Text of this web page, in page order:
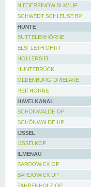
NIEDERFINOW SHW UP
SCHWEDT SCHLEUSE BP
HUNTE
BUTTELERHÖRNE
ELSFLETH OHRT
HOLLERSIEL
HUNTEBRÜCK
OLDENBURG-DRIELAKE
REITHÖRNE
HAVELKANAL
SCHÖNWALDE OP
SCHÖNWALDE UP
IJSSEL
IJSSELKOP
ILMENAU
BARDOWICK OP
BARDOWICK UP
FAHRENHOLZ OP